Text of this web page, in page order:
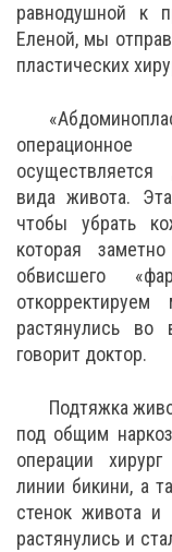
равнодушной к
Еленой, мы
пластических
осуществляется
вида живота.
чтобы убрать
которая
обвисшего
растянулись
говорит доктор.
Подтяжка
под общим
операции
линии бикини, а
стенок живота
растянулись и